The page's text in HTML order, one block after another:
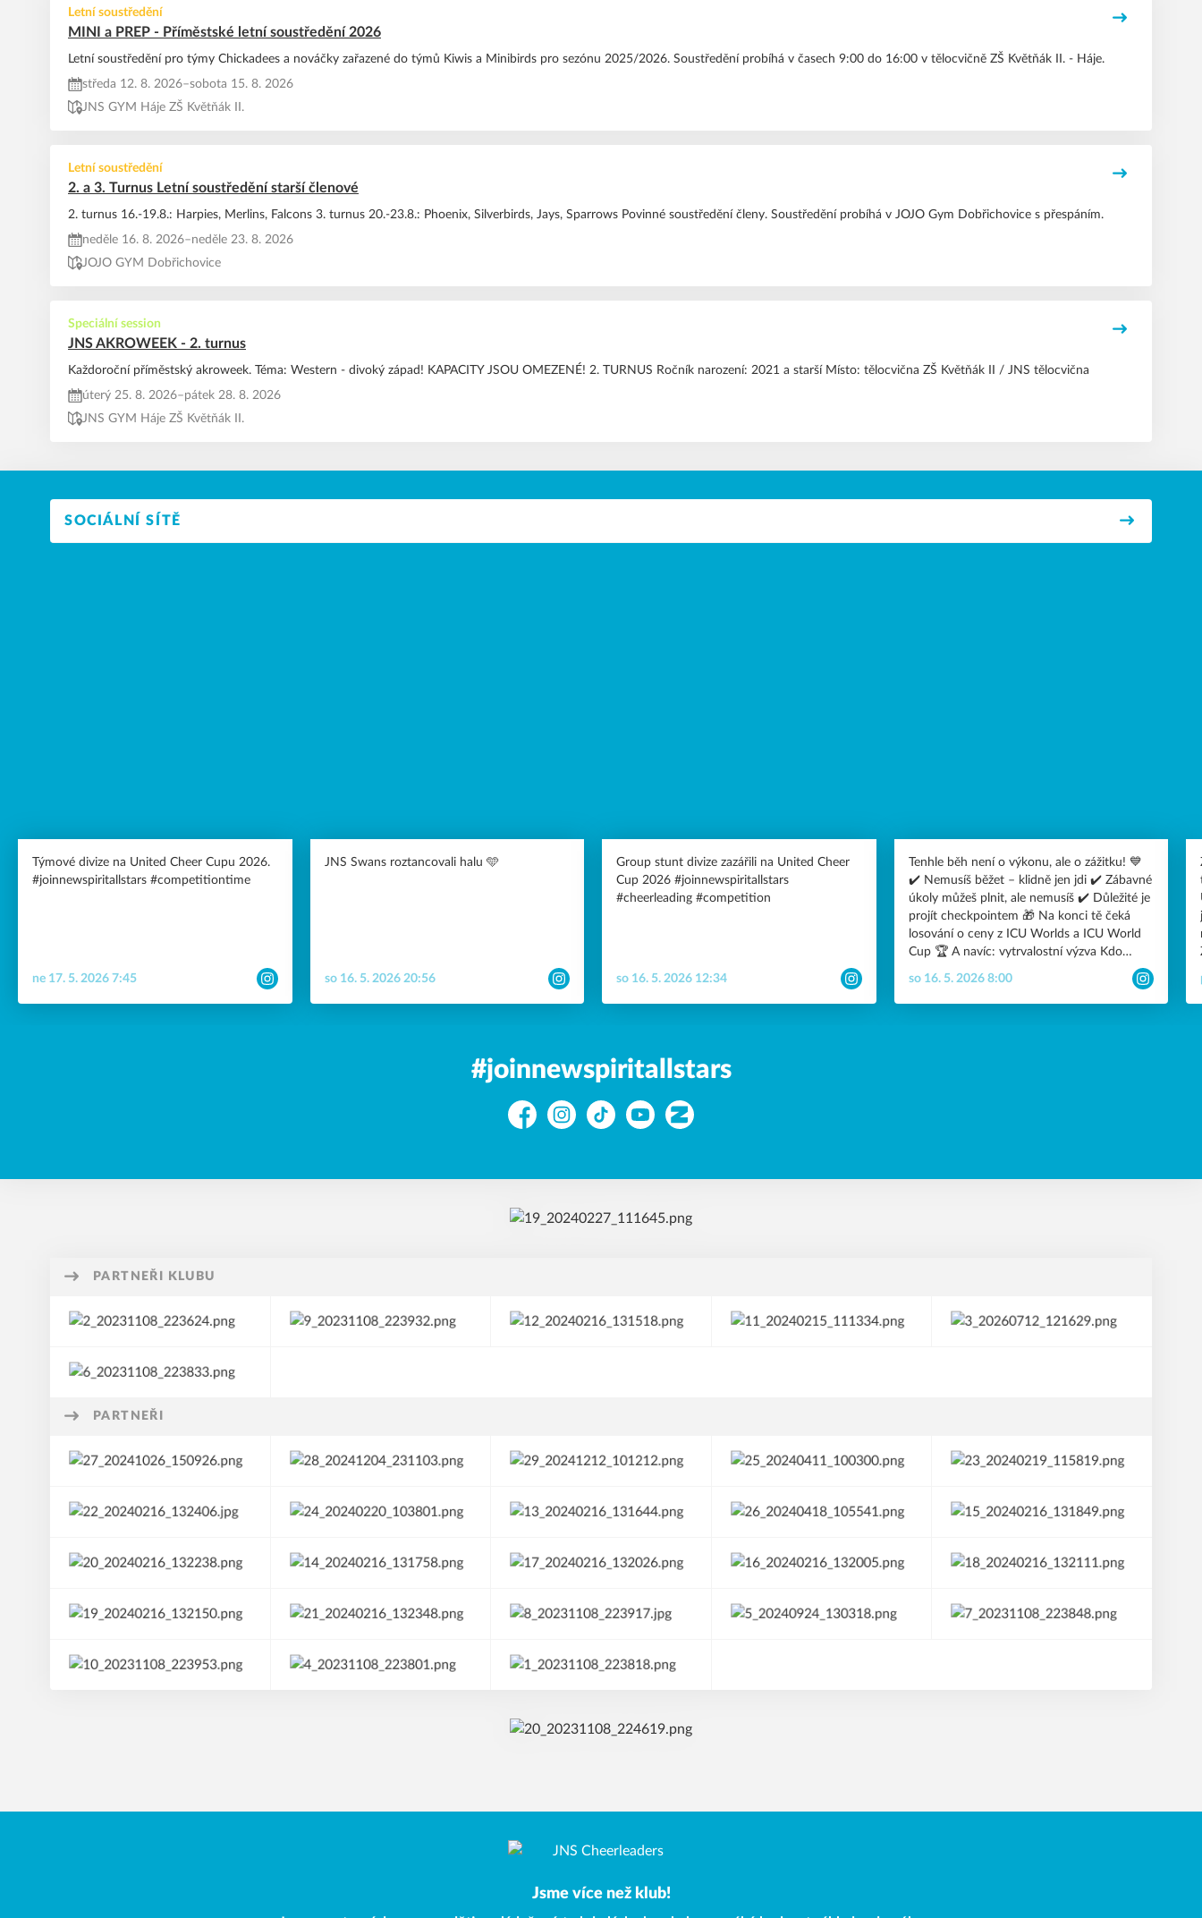
Letní soustředění
MINI a PREP - Příměstské letní soustředění 2026
Letní soustředění pro týmy Chickadees a nováčky zařazené do týmů Kiwis a Minibirds pro sezónu 2025/2026. Soustředění probíhá v časech 9:00 do 16:00 v tělocvičně ZŠ Květňák II. - Háje.
středa 12. 8. 2026–sobota 15. 8. 2026
JNS GYM Háje ZŠ Květňák II.
Letní soustředění
2. a 3. Turnus Letní soustředění starší členové
2. turnus 16.-19.8.: Harpies, Merlins, Falcons 3. turnus 20.-23.8.: Phoenix, Silverbirds, Jays, Sparrows Povinné soustředění členy. Soustředění probíhá v JOJO Gym Dobřichovice s přespáním.
neděle 16. 8. 2026–neděle 23. 8. 2026
JOJO GYM Dobřichovice
Speciální session
JNS AKROWEEK - 2. turnus
Každoroční příměstský akroweek. Téma: Western - divoký západ! KAPACITY JSOU OMEZENÉ! 2. TURNUS Ročník narození: 2021 a starší Místo: tělocvična ZŠ Květňák II / JNS tělocvična
úterý 25. 8. 2026–pátek 28. 8. 2026
JNS GYM Háje ZŠ Květňák II.
SOCIÁLNÍ SÍTĚ
Týmové divize na United Cheer Cupu 2026.
#joinnewspiritallstars #competitiontime
ne 17. 5. 2026 7:45
JNS Swans roztancovali halu 🩵
so 16. 5. 2026 20:56
Group stunt divize zazářili na United Cheer
Cup 2026 #joinnewspiritallstars
#cheerleading #competition
so 16. 5. 2026 12:34
Tenhle běh není o výkonu, ale o zážitku! 💙
✔️ Nemusíš běžet – klidně jen jdi ✔️ Zábavné
úkoly můžeš plnit, ale nemusíš ✔️ Důležité je
projít checkpointem 🎁 Na konci tě čeká
losování o ceny z ICU Worlds a ICU World
Cup 🏆 A navíc: vytrvalostní výzva Kdo
uběhne nebo ujde nejvíc koleček, vyhrává
rodiči nebo jen tak pro radost. ✨ Vidíme se
so 16. 5. 2026 8:00
#joinnewspiritallstars
FacebookInstagram
TikTok YouTubeZonerama
PARTNEŘI KLUBU
PARTNEŘI
Jsme více než klub!